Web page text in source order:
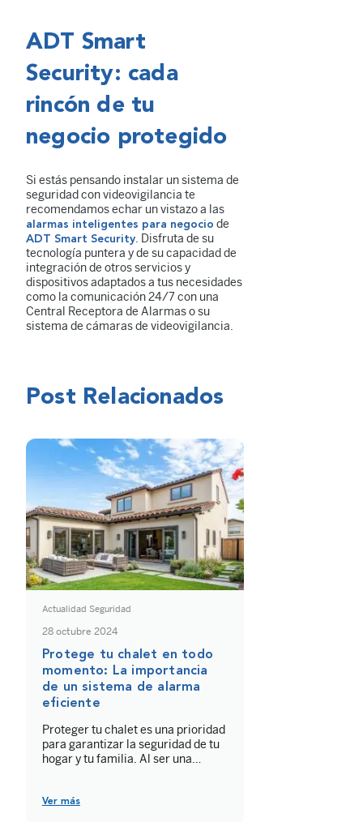
ADT Smart
Security: cada
rincón de tu
negocio protegido
Si estás pensando instalar un sistema de
seguridad con videovigilancia te
recomendamos echar un vistazo a las
alarmas inteligentes para negocio de
ADT Smart Security. Disfruta de su
tecnología puntera y de su capacidad de
integración de otros servicios y
dispositivos adaptados a tus necesidades
como la comunicación 24/7 con una
Central Receptora de Alarmas o su
sistema de cámaras de videovigilancia.
Post Relacionados
Actualidad Seguridad
28 octubre 2024
Protege tu chalet en todo
momento: La importancia
de un sistema de alarma
eficiente
Proteger tu chalet es una prioridad
para garantizar la seguridad de tu
hogar y tu familia. Al ser una
aislada y a sus múltiples accesos,
Ver más